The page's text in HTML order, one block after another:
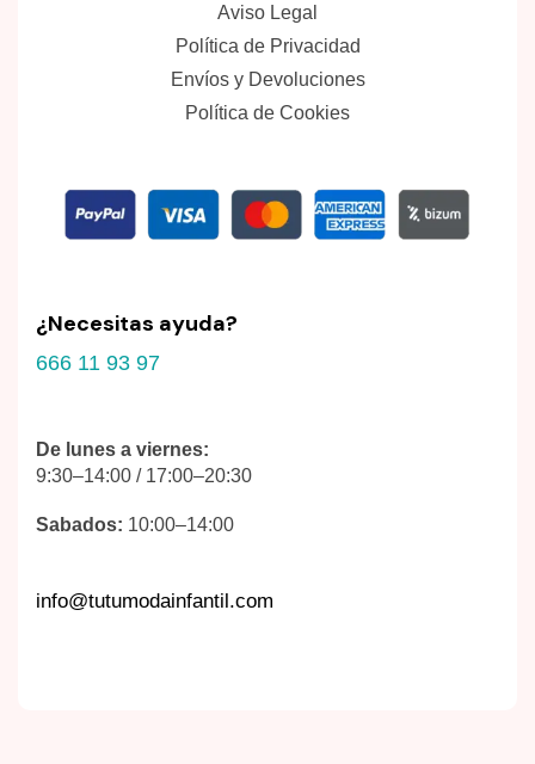
Aviso Legal
Política de Privacidad
Envíos y Devoluciones
Política de Cookies
¿Necesitas ayuda?
666 11 93 97
De lunes a viernes:
9:30–14:00 / 17:00–20:30
Sabados: 10:00–14:00
info@tutumodainfantil.com